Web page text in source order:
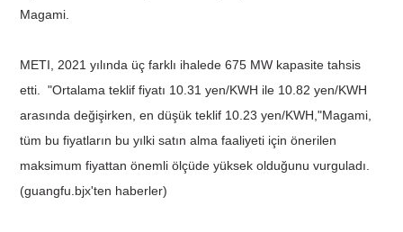
Magami.
METI, 2021 yılında üç farklı ihalede 675 MW kapasite tahsis
etti. "Ortalama teklif fiyatı 10.31 yen/KWH ile 10.82 yen/KWH
arasında değişirken, en düşük teklif 10.23 yen/KWH,"Magami,
tüm bu fiyatların bu yılki satın alma faaliyeti için önerilen
maksimum fiyattan önemli ölçüde yüksek olduğunu vurguladı.
(guangfu.bjx'ten haberler)